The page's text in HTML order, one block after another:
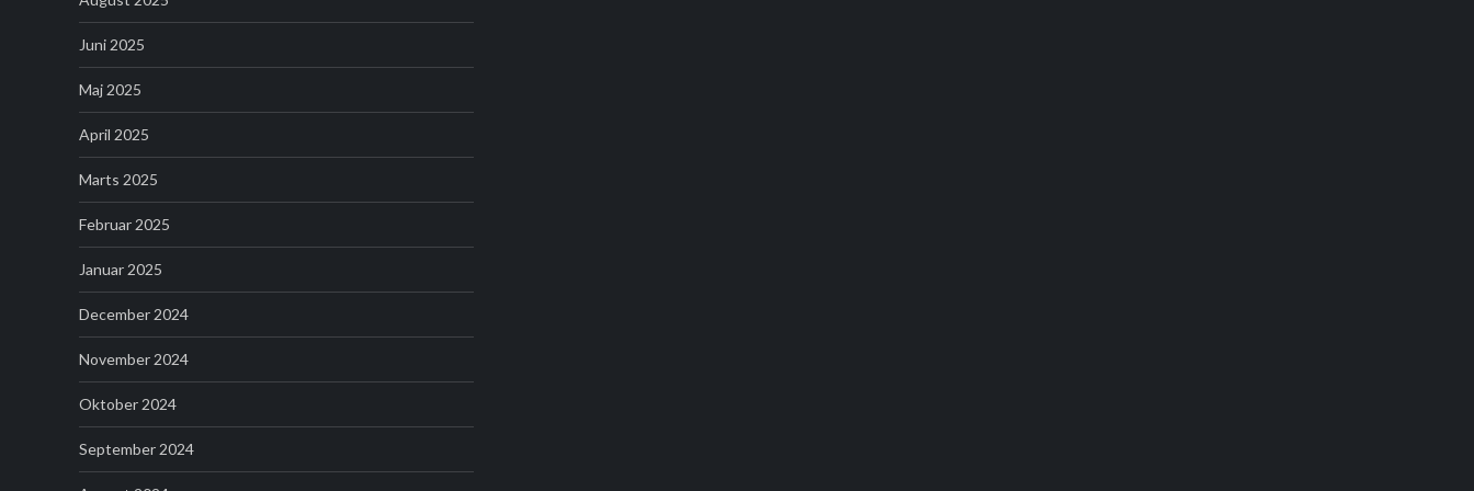
Juni 2025
Maj 2025
April 2025
Marts 2025
Februar 2025
Januar 2025
December 2024
November 2024
Oktober 2024
September 2024